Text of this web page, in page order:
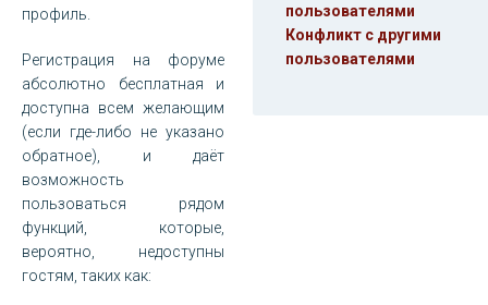
профиль.
Регистрация на форуме
абсолютно бесплатная и
доступна всем желающим
(если где-либо не указано
обратное), и даёт
возможность
пользоваться рядом
функций, которые,
вероятно, недоступны
гостям, таких как:
пользователями
Конфликт с другими
пользователями